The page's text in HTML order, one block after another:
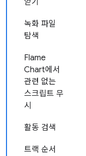
얻기
녹화 파일
탐색
Flame
Chart에서
관련 없는
스크립트 무
시
활동 검색
트랙 순서